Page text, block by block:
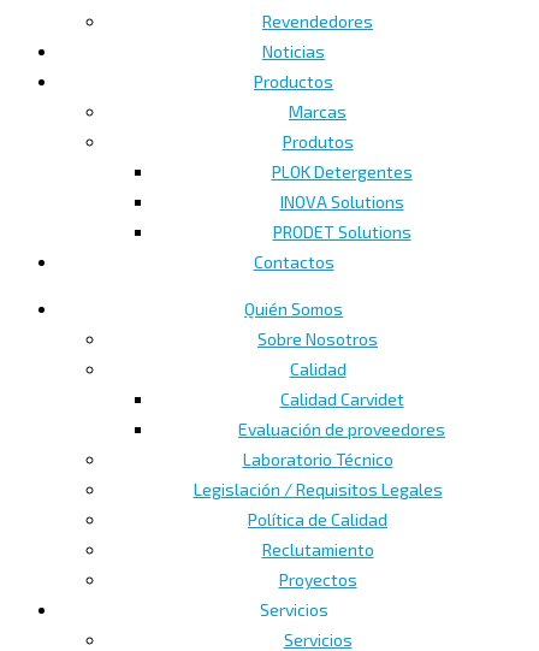
Revendedores
Noticias
Productos
Marcas
Produtos
PLOK Detergentes
INOVA Solutions
PRODET Solutions
Contactos
Quién Somos
Sobre Nosotros
Calidad
Calidad Carvidet
Evaluación de proveedores
Laboratorio Técnico
Legislación / Requisitos Legales
Política de Calidad
Reclutamiento
Proyectos
Servicios
Servicios